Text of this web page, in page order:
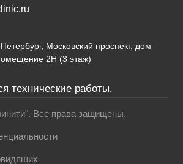
Московский проспект, дом
2Н (3 этаж)
технические работы.
Все права защищены.